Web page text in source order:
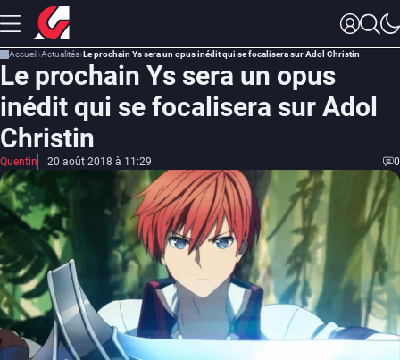
Accueil Actualités Le prochain Ys sera un opus inédit qui se focalisera sur Adol Christin
Le prochain Ys sera un opus
inédit qui se focalisera sur Adol
Christin
Quentin 20 août 2018 à 11:29 0